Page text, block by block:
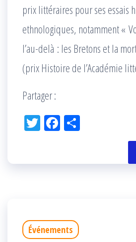
prix littéraires pour ses essais
ethnologiques, notamment «
l’au-delà : les Bretons et la
(prix Histoire de l’Académie
Partager :
Tw Fac
k r
Événements